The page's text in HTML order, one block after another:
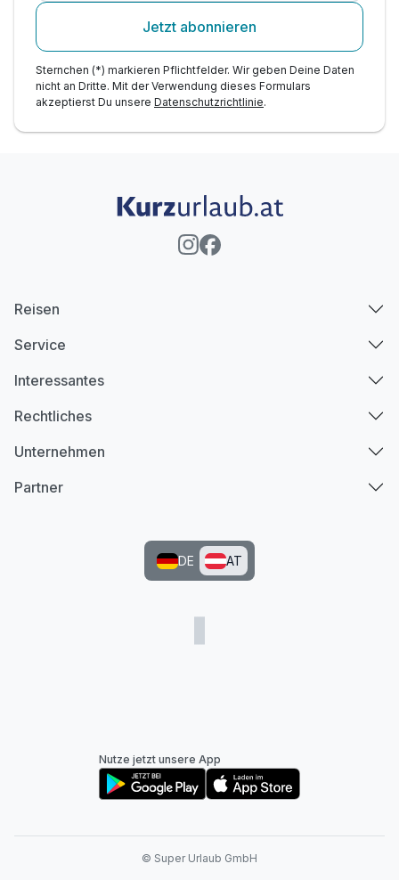
Jetzt abonnieren
Sternchen (*) markieren Pflichtfelder. Wir geben Deine Daten
nicht an Dritte. Mit der Verwendung dieses Formulars
akzeptierst Du unsere Datenschutzrichtlinie.
Reisen
Service
Interessantes
Rechtliches
Unternehmen
Partner
DE AT
Nutze jetzt unsere App
© Super Urlaub GmbH